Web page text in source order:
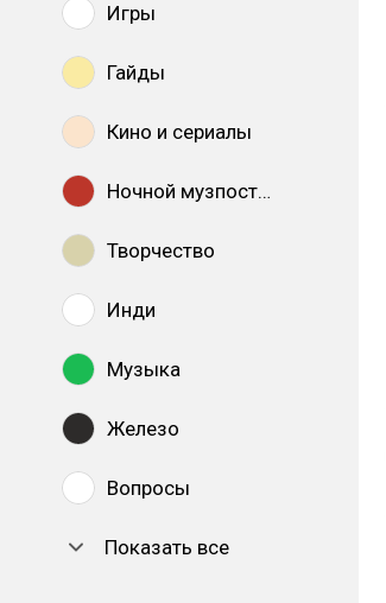
Игры
Гайды
Кино и сериалы
Ночной музпостинг
Творчество
Инди
Музыка
Железо
Вопросы
Показать все